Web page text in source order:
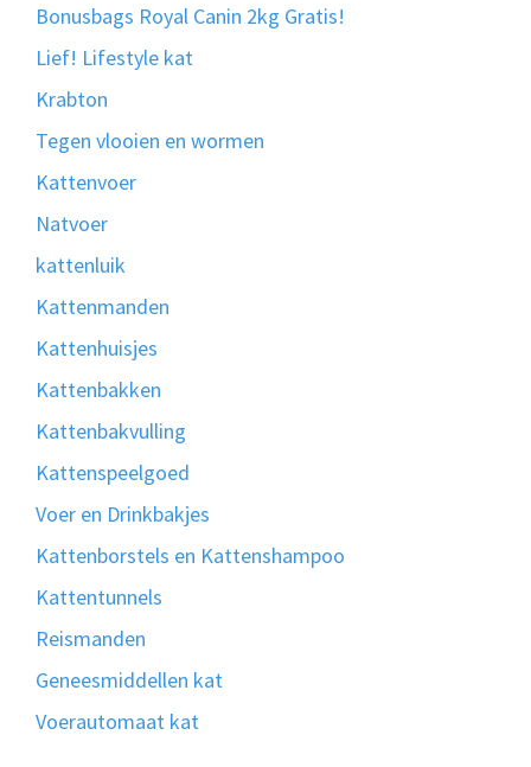
Bonusbags Royal Canin 2kg Gratis!
Lief! Lifestyle kat
Krabton
Tegen vlooien en wormen
Kattenvoer
Natvoer
kattenluik
Kattenmanden
Kattenhuisjes
Kattenbakken
Kattenbakvulling
Kattenspeelgoed
Voer en Drinkbakjes
Kattenborstels en Kattenshampoo
Kattentunnels
Reismanden
Geneesmiddellen kat
Voerautomaat kat